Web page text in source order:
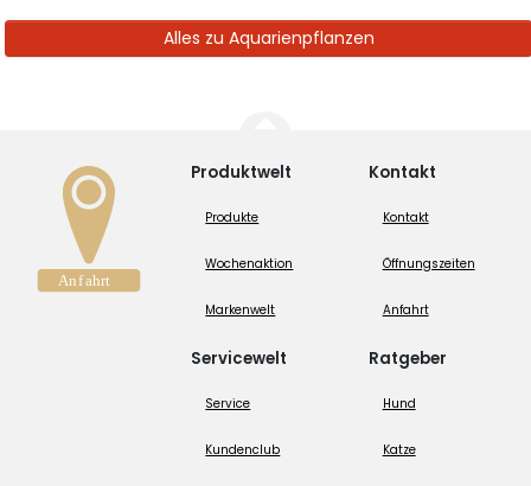
Alles zu Aquarienpflanzen
Produktwelt
Produkte
Wochenaktion
Markenwelt
Servicewelt
Service
Kundenclub
Kontakt
Kontakt
Öffnungszeiten
Anfahrt
Ratgeber
Hund
Katze